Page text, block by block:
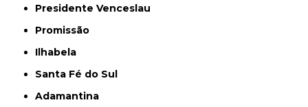
Presidente Venceslau
Promissão
Ilhabela
Santa Fé do Sul
Adamantina